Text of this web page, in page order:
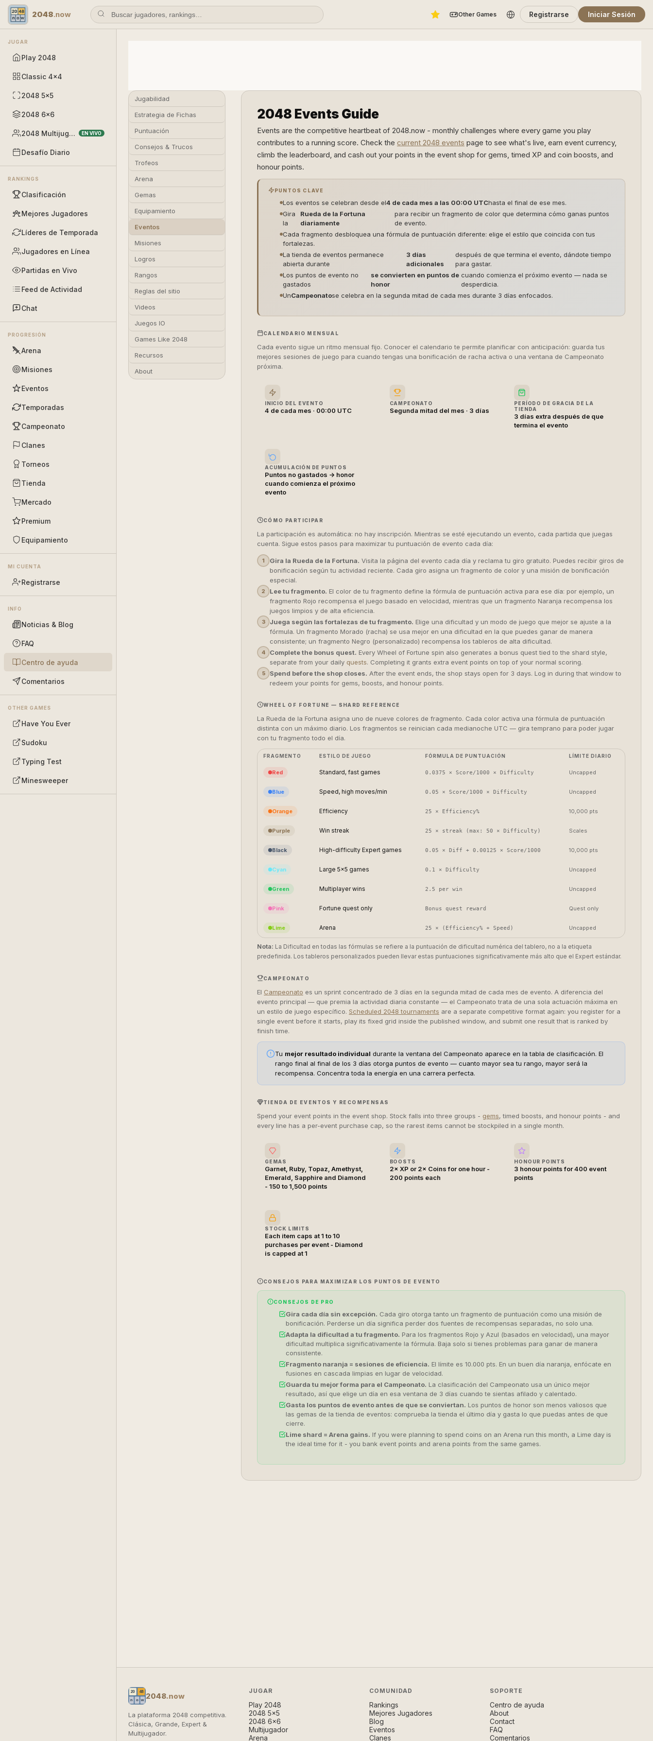
2048.now Other Games Registrarse Iniciar Sesión
JUGAR
Play 2048
Classic 4×4
2048 5×5
2048 6×6
2048 Multijugador EN VIVO
Desafío Diario
RANKINGS
Clasificación
Mejores Jugadores
Líderes de Temporada
Jugadores en Línea
Partidas en Vivo
Feed de Actividad
Chat
PROGRESIÓN
Arena
Misiones
Eventos
Temporadas
Campeonato
Clanes
Torneos
Tienda
Mercado
Premium
Equipamiento
MI CUENTA
Registrarse
INFO
Noticias & Blog
FAQ
Centro de ayuda
Comentarios
OTHER GAMES
Have You Ever
Sudoku
Typing Test
Minesweeper
Jugabilidad
Estrategia de Fichas
Puntuación
Consejos & Trucos
Trofeos
Arena
Gemas
Equipamiento
Eventos
Misiones
Logros
Rangos
Reglas del sitio
Videos
Juegos IO
Games Like 2048
Recursos
About
2048 Events Guide
Events are the competitive heartbeat of 2048.now - monthly challenges where every game you play
contributes to a running score. Check the current 2048 events page to see what's live, earn event currency,
climb the leaderboard, and cash out your points in the event shop for gems, timed XP and coin boosts, and
honour points.
PUNTOS CLAVE
Los eventos se celebran desde el4 de cada mes a las 00:00 UTChasta el final de ese mes.
Gira
la
Rueda de la Fortuna
diariamente
para recibir un fragmento de color que determina cómo ganas puntos
de evento.
Cada fragmento desbloquea una fórmula de puntuación diferente: elige el estilo que coincida con tus
fortalezas.
La tienda de eventos permanece
abierta durante
3 días
adicionales
después de que termina el evento, dándote tiempo
para gastar.
Los puntos de evento no
gastados
se convierten en puntos de
honor
cuando comienza el próximo evento — nada se
desperdicia.
UnCampeonatose celebra en la segunda mitad de cada mes durante 3 días enfocados.
CALENDARIO MENSUAL
Cada evento sigue un ritmo mensual fijo. Conocer el calendario te permite planificar con anticipación: guarda tus
mejores sesiones de juego para cuando tengas una bonificación de racha activa o una ventana de Campeonato
próxima.
INICIO DEL EVENTO
4 de cada mes · 00:00 UTC
CAMPEONATO
Segunda mitad del mes · 3 días
PERÍODO DE GRACIA DE LA
TIENDA
3 días extra después de que
termina el evento
ACUMULACIÓN DE PUNTOS
Puntos no gastados → honor
cuando comienza el próximo
evento
CÓMO PARTICIPAR
La participación es automática: no hay inscripción. Mientras se esté ejecutando un evento, cada partida que juegas
cuenta. Sigue estos pasos para maximizar tu puntuación de evento cada día:
1 Gira la Rueda de la Fortuna. Visita la página del evento cada día y reclama tu giro gratuito. Puedes recibir giros de
bonificación según tu actividad reciente. Cada giro asigna un fragmento de color y una misión de bonificación
especial.
2 Lee tu fragmento. El color de tu fragmento define la fórmula de puntuación activa para ese día: por ejemplo, un
fragmento Rojo recompensa el juego basado en velocidad, mientras que un fragmento Naranja recompensa los
juegos limpios y de alta eficiencia.
3 Juega según las fortalezas de tu fragmento. Elige una dificultad y un modo de juego que mejor se ajuste a la
fórmula. Un fragmento Morado (racha) se usa mejor en una dificultad en la que puedes ganar de manera
consistente; un fragmento Negro (personalizado) recompensa los tableros de alta dificultad.
4 Complete the bonus quest. Every Wheel of Fortune spin also generates a bonus quest tied to the shard style,
separate from your daily quests. Completing it grants extra event points on top of your normal scoring.
5 Spend before the shop closes. After the event ends, the shop stays open for 3 days. Log in during that window to
redeem your points for gems, boosts, and honour points.
WHEEL OF FORTUNE — SHARD REFERENCE
La Rueda de la Fortuna asigna uno de nueve colores de fragmento. Cada color activa una fórmula de puntuación
distinta con un máximo diario. Los fragmentos se reinician cada medianoche UTC — gira temprano para poder jugar
con tu fragmento todo el día.
FRAGMENTO ESTILO DE JUEGO FÓRMULA DE PUNTUACIÓN LÍMITE DIARIO
Red Standard, fast games 0.0375 × Score/1000 × Difficulty Uncapped
Blue Speed, high moves/min 0.05 × Score/1000 × Difficulty Uncapped
Orange Efficiency 25 × Efficiency% 10,000 pts
Purple Win streak 25 × streak (max: 50 × Difficulty) Scales
Black High-difficulty Expert games 0.05 × Diff + 0.00125 × Score/1000 10,000 pts
Cyan Large 5×5 games 0.1 × Difficulty Uncapped
Green Multiplayer wins 2.5 per win Uncapped
Pink Fortune quest only Bonus quest reward Quest only
Lime Arena 25 × (Efficiency% + Speed) Uncapped
Nota: La Dificultad en todas las fórmulas se refiere a la puntuación de dificultad numérica del tablero, no a la etiqueta
predefinida. Los tableros personalizados pueden llevar estas puntuaciones significativamente más alto que el Expert estándar.
CAMPEONATO
El Campeonato es un sprint concentrado de 3 días en la segunda mitad de cada mes de evento. A diferencia del
evento principal — que premia la actividad diaria constante — el Campeonato trata de una sola actuación máxima en
un estilo de juego específico. Scheduled 2048 tournaments are a separate competitive format again: you register for a
single event before it starts, play its fixed grid inside the published window, and submit one result that is ranked by
finish time.
Tu mejor resultado individual durante la ventana del Campeonato aparece en la tabla de clasificación. El
rango final al final de los 3 días otorga puntos de evento — cuanto mayor sea tu rango, mayor será la
recompensa. Concentra toda la energía en una carrera perfecta.
TIENDA DE EVENTOS Y RECOMPENSAS
Spend your event points in the event shop. Stock falls into three groups - gems, timed boosts, and honour points - and
every line has a per-event purchase cap, so the rarest items cannot be stockpiled in a single month.
GEMAS
Garnet, Ruby, Topaz, Amethyst,
Emerald, Sapphire and Diamond
- 150 to 1,500 points
BOOSTS
2× XP or 2× Coins for one hour -
200 points each
HONOUR POINTS
3 honour points for 400 event
points
STOCK LIMITS
Each item caps at 1 to 10
purchases per event - Diamond
is capped at 1
CONSEJOS PARA MAXIMIZAR LOS PUNTOS DE EVENTO
CONSEJOS DE PRO
Gira cada día sin excepción. Cada giro otorga tanto un fragmento de puntuación como una misión de
bonificación. Perderse un día significa perder dos fuentes de recompensas separadas, no solo una.
Adapta la dificultad a tu fragmento. Para los fragmentos Rojo y Azul (basados en velocidad), una mayor
dificultad multiplica significativamente la fórmula. Baja solo si tienes problemas para ganar de manera
consistente.
Fragmento naranja = sesiones de eficiencia. El límite es 10.000 pts. En un buen día naranja, enfócate en
fusiones en cascada limpias en lugar de velocidad.
Guarda tu mejor forma para el Campeonato. La clasificación del Campeonato usa un único mejor
resultado, así que elige un día en esa ventana de 3 días cuando te sientas afilado y calentado.
Gasta los puntos de evento antes de que se conviertan. Los puntos de honor son menos valiosos que
las gemas de la tienda de eventos: comprueba la tienda el último día y gasta lo que puedas antes de que
cierre.
Lime shard = Arena gains. If you were planning to spend coins on an Arena run this month, a Lime day is
the ideal time for it - you bank event points and arena points from the same games.
2048.now
La plataforma 2048 competitiva.
Clásica, Grande, Expert &
Multijugador.
JUGAR
Play 2048
2048 5×5
2048 6×6
Multijugador
Arena
COMUNIDAD
Rankings
Mejores Jugadores
Blog
Eventos
Clanes
SOPORTE
Centro de ayuda
About
Contact
FAQ
Comentarios